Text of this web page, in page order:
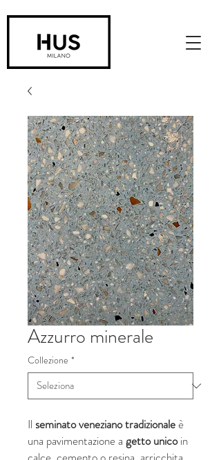
Azzurro minerale
Collezione *
Il seminato venezianotradizionaleè
una pavimentazione a getto unicoin